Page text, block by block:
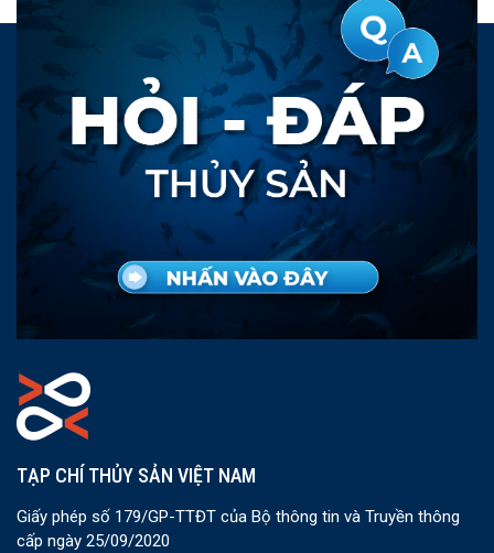
TẠP CHÍ THỦY SẢN VIỆT NAM
Giấy phép số 179/GP-TTĐT của Bộ thông tin và Truyền thông
cấp ngày 25/09/2020